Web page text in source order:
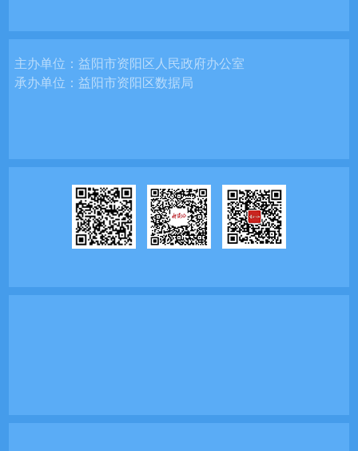
主办单位：益阳市资阳区人民政府办公室
承办单位：益阳市资阳区数据局